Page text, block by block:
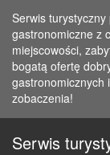
Serwis
gastronomiczne z
miejscowości,
bogatą ofertę
gastronomicznych
zobaczenia!
Serwis